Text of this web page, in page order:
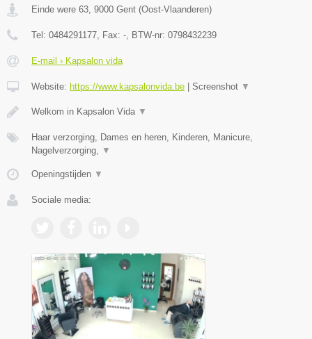
Einde were 63, 9000 Gent (Oost-Vlaanderen)
Tel: 0484291177, Fax: -, BTW-nr: 0798432239
E-mail › Kapsalon vida
Website: https://www.kapsalonvida.be Screenshot ▼
Welkom in Kapsalon Vida ▼
Haar verzorging, Dames en heren, Kinderen, Manicure,
Nagelverzorging, ▼
Openingstijden ▼
Sociale media: